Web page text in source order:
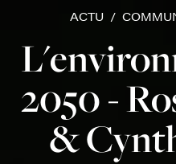
ACTU
2050 -
&